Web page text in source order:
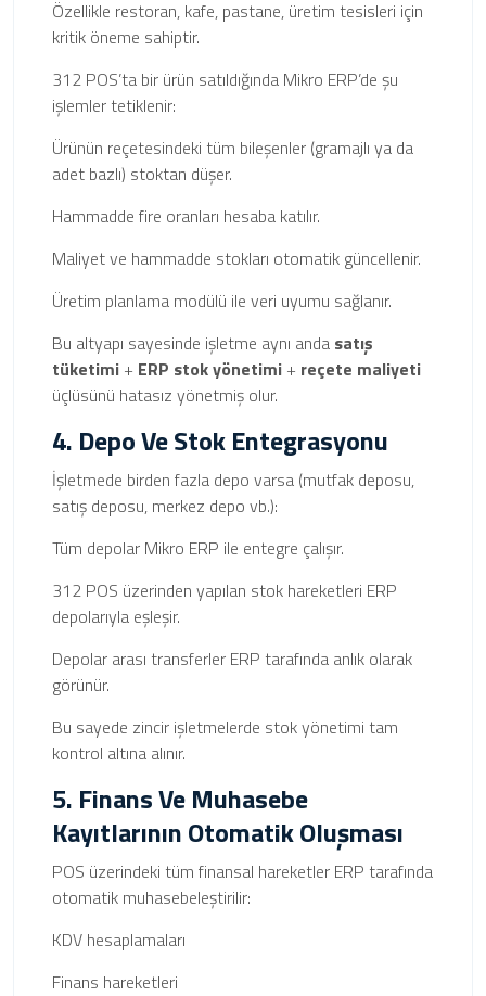
Özellikle restoran, kafe, pastane, üretim tesisleri için
kritik öneme sahiptir.
312 POS’ta bir ürün satıldığında Mikro ERP’de şu
işlemler tetiklenir:
Ürünün reçetesindeki tüm bileşenler (gramajlı ya da
adet bazlı) stoktan düşer.
Hammadde fire oranları hesaba katılır.
Maliyet ve hammadde stokları otomatik güncellenir.
Üretim planlama modülü ile veri uyumu sağlanır.
Bu altyapı sayesinde işletme aynı anda satış
tüketimi + ERP stok yönetimi + reçete maliyeti
üçlüsünü hatasız yönetmiş olur.
4. Depo Ve Stok Entegrasyonu
İşletmede birden fazla depo varsa (mutfak deposu,
satış deposu, merkez depo vb.):
Tüm depolar Mikro ERP ile entegre çalışır.
312 POS üzerinden yapılan stok hareketleri ERP
depolarıyla eşleşir.
Depolar arası transferler ERP tarafında anlık olarak
görünür.
Bu sayede zincir işletmelerde stok yönetimi tam
kontrol altına alınır.
5. Finans Ve Muhasebe
Kayıtlarının Otomatik Oluşması
POS üzerindeki tüm finansal hareketler ERP tarafında
otomatik muhasebeleştirilir:
KDV hesaplamaları
Finans hareketleri